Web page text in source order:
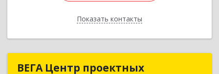
Показать контакты
Назад
ВЕГА Центр проектных
ВЕГА Центр проектных